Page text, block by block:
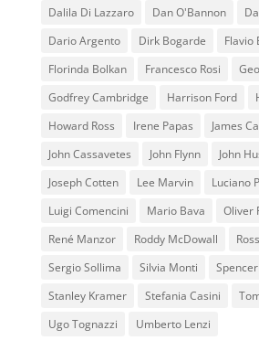
Dalila Di Lazzaro
Dan O'Bannon
Dario Argento
Dirk Bogarde
Flavio
Florinda Bolkan
Francesco Rosi
Godfrey Cambridge
Harrison Ford
Howard Ross
Irene Papas James
John Cassavetes
John Flynn John
Joseph Cotten
Lee Marvin Luciano
Luigi Comencini
Mario Bava Oliver
René Manzor
Roddy McDowall
Sergio Sollima
Silvia Monti
Stanley Kramer
Stefania Casini
Ugo Tognazzi
Umberto Lenzi